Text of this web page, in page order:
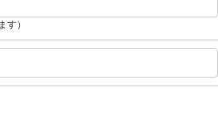
す）